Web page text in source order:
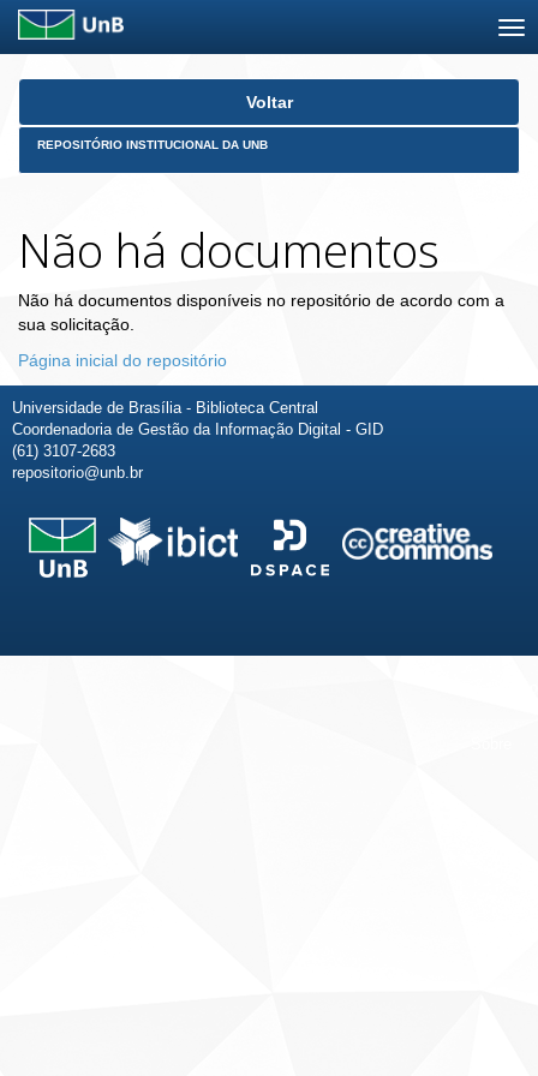
Skip
Voltar
REPOSITÓRIO INSTITUCIONAL DA UNB
Não há documentos
Não há documentos disponíveis no repositório de acordo com a
sua solicitação.
Página inicial do repositório
Universidade de Brasília - Biblioteca Central
Coordenadoria de Gestão da Informação Digital - GID
(61) 3107-2683
repositorio@unb.br